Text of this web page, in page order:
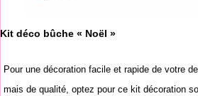
Kit déco bûche « Noël »
Pour une décoration facile et rapide de votre
mais de qualité, optez pour ce kit décoration